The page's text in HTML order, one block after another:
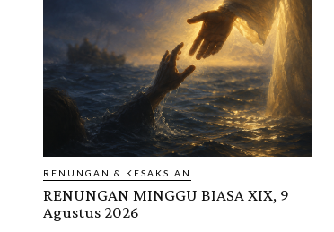
RENUNGAN & KESAKSIAN
RENUNGAN MINGGU BIASA XIX, 9
Agustus 2026